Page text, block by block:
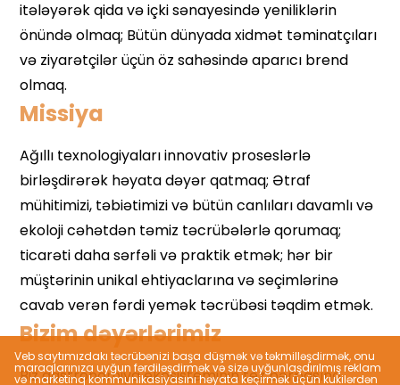
Veb saytımızdakı təcrübənizi başa düşmək və təkmilləşdirmək, onu
maraqlarınıza uyğun fərdiləşdirmək və sizə uyğunlaşdırılmış reklam
və marketinq kommunikasiyasını həyata keçirmək üçün kukilərdən
Missiya
Bizim dəyərlərimiz